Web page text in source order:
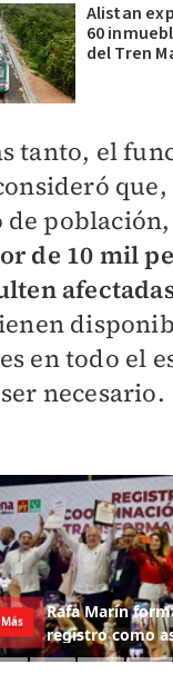
Alistan
60
del Tren
tanto, el
población,
de 10 mil
en todo el
necesario.